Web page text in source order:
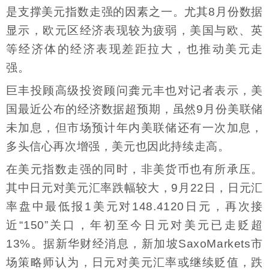
是支撑美元指数走强的因素之一。尤其8月份数据
显示，欧元区经济表现较为疲弱，美国与欧、英
等经济体的经济表现差距拉大，也推动美元走
强。
巨丰投顾高级投资顾问龚元丰也对记者表示，美
国最近公布的经济数据超预期，虽然9月份美联储
未加息，但市场预计年内美联储还有一次加息，
多头信心再次增强，美元也因此持续走高。
在美元指数走强的同时，非美货币也有所承压。
其中日元对美元汇率跌幅较大，9月22日，日元汇
率盘中最低报1美元对148.4120日元，再次接
近“150”关口，年初至今日元对美元已走贬超
13%。据新华财经消息，新加坡SaxoMarkets市
场策略师认为，日元对美元汇率或继续贬值，跌